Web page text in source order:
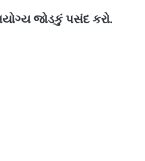
જોડકું પસંદ કરો.